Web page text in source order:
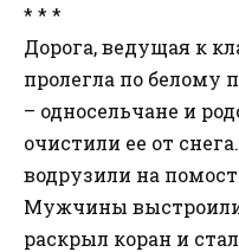
* * *
Дорога, ведущая к
пролегла по белому
– односельчане и
очистили ее от
водрузили на
Мужчины
раскрыл коран и